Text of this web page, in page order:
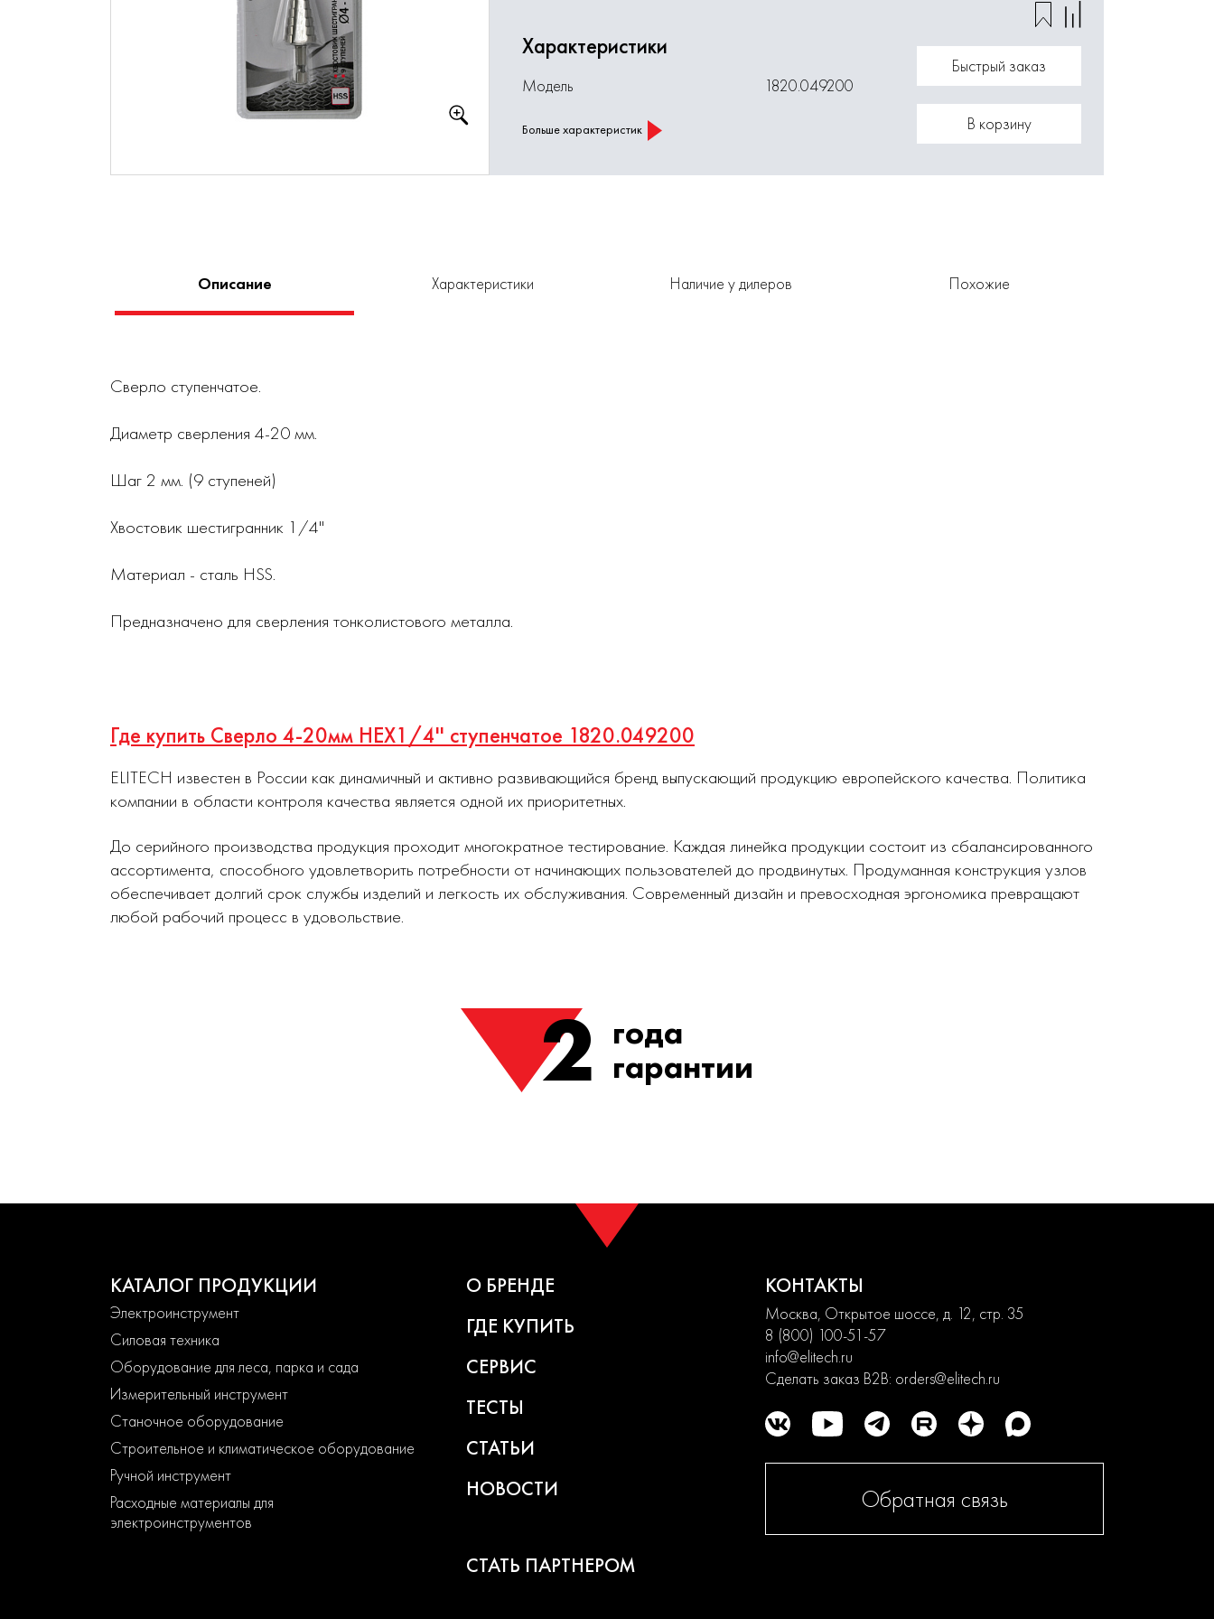
Характеристики
Модель 1820.049200
Больше характеристик
Быстрый заказ
В корзину
Описание Характеристики Наличие у дилеров Похожие
Сверло ступенчатое.
Диаметр сверления 4-20 мм.
Шаг 2 мм. (9 ступеней)
Хвостовик шестигранник 1/4''
Материал - сталь HSS.
Предназначено для сверления тонколистового металла.
Где купить Сверло 4-20мм HEX1/4'' ступенчатое 1820.049200
ELITECH известен в России как динамичный и активно развивающийся бренд выпускающий продукцию европейского качества. Политика
компании в области контроля качества является одной их приоритетных.
До серийного производства продукция проходит многократное тестирование. Каждая линейка продукции состоит из сбалансированного
ассортимента, способного удовлетворить потребности от начинающих пользователей до продвинутых. Продуманная конструкция узлов
обеспечивает долгий срок службы изделий и легкость их обслуживания. Современный дизайн и превосходная эргономика превращают
любой рабочий процесс в удовольствие.
2 года
гарантии
КАТАЛОГ ПРОДУКЦИИ
Электроинструмент
Силовая техника
Оборудование для леса, парка и сада
Измерительный инструмент
Станочное оборудование
Строительное и климатическое оборудование
Ручной инструмент
Расходные материалы для
электроинструментов
О БРЕНДЕ
ГДЕ КУПИТЬ
СЕРВИС
ТЕСТЫ
СТАТЬИ
НОВОСТИ
СТАТЬ ПАРТНЕРОМ
КОНТАКТЫ
Москва, Открытое шоссе, д. 12, стр. 35
8 (800) 100-51-57
info@elitech.ru
Сделать заказ B2B: orders@elitech.ru
Обратная связь